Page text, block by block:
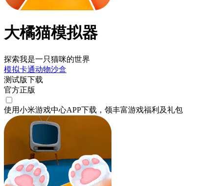
大橘猫模拟器
探索我是一只猫咪的世界
模拟卡通动物沙盒
测试版下载
官方正版
使用小米游戏中心APP下载 ，领丰富游戏福利 及礼包